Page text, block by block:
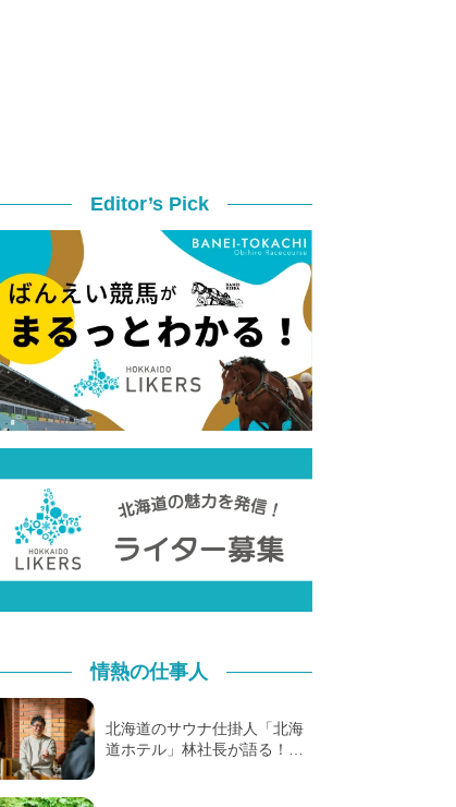
Editor’s Pick
情熱の仕事人
北海道のサウナ仕掛人「北海
道ホテル」林社長が語る！…